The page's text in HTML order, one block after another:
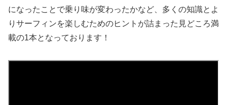
になったことで乗り味が変わったかなど、多くの知識とよ
りサーフィンを楽しむためのヒントが詰まった見どころ満
載の1本となっております！